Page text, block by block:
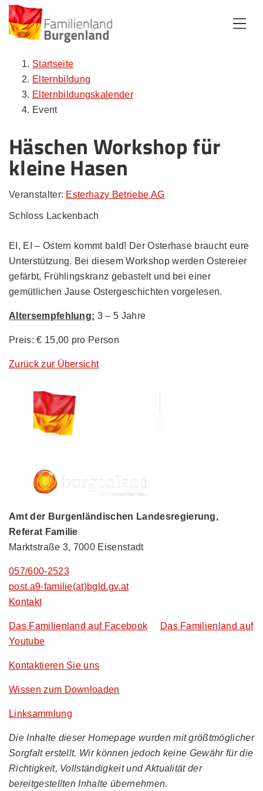
Startseite
Elternbildung
Elternbildungskalender
Event
Häschen Workshop für
kleine Hasen
Veranstalter: Esterhazy Betriebe AG
Schloss Lackenbach
EI, EI – Ostern kommt bald! Der Osterhase braucht eure
Unterstützung. Bei diesem Workshop werden Ostereier
gefärbt, Frühlingskranz gebastelt und bei einer
gemütlichen Jause Ostergeschichten vorgelesen.
Altersempfehlung: 3 – 5 Jahre
Preis: € 15,00 pro Person
Zurück zur Übersicht
Amt der Burgenländischen Landesregierung,
Referat Familie
Marktstraße 3, 7000 Eisenstadt
057/600-2523
post.a9-familie(at)bgld.gv.at
Kontakt
Das Familienland auf Facebook
Das Familienland auf
Youtube
Kontaktieren Sie uns
Wissen zum Downloaden
Linksammlung
Die Inhalte dieser Homepage wurden mit größtmöglicher
Sorgfalt erstellt. Wir können jedoch keine Gewähr für die
Richtigkeit, Vollständigkeit und Aktualität der
bereitgestellten Inhalte übernehmen.